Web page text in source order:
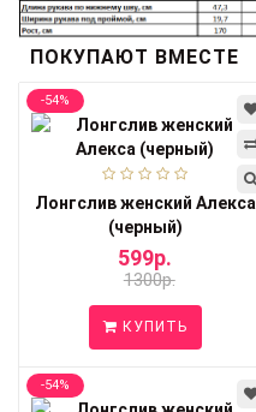
ПОКУПАЮТ ВМЕСТЕ
-54%
Лонгслив женский Алекса
(черный)
599р.
1300р.
КУПИТЬ
-54%